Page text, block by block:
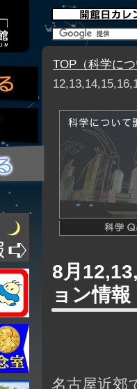
TOP（科学に
8月
ョン情報
名古屋近郊